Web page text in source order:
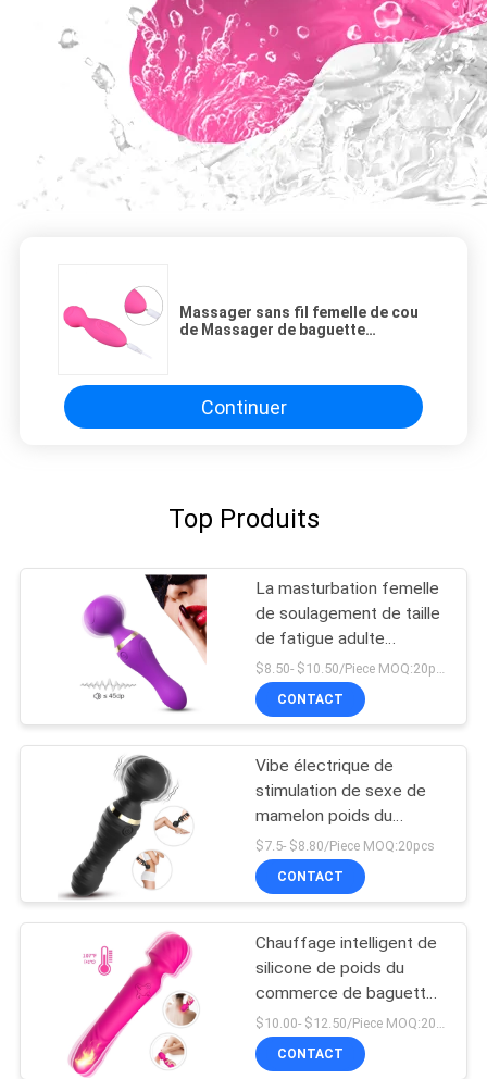
Laisser un
SOUMETTRE
Massager sans fil femelle de cou
de Massager de baguette
Continuer
Top Produits
La masturbation femelle
de soulagement de taille
de fatigue adulte
d'épaule joue le flirt de
baguette magique de
poids du commerce
$8.50- $10.50/Piece MOQ:20pcs
CONTACT
Vibe électrique de
stimulation de sexe de
mamelon poids du
commerce de Massager
rechargeable de
baguette magique d'USB
$7.5- $8.80/Piece MOQ:20pcs
CONTACT
Chauffage intelligent de
silicone de poids du
commerce de baguette
magique de Massager
extrémité Bendable
molle de cou de double
CONTACT